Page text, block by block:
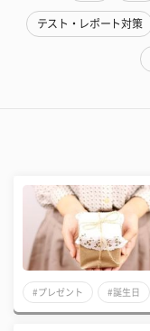
テスト・レポート対策
#プレゼント #誕生日